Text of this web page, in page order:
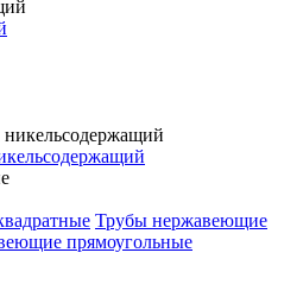
Трубы нержавеющие
прямоугольные